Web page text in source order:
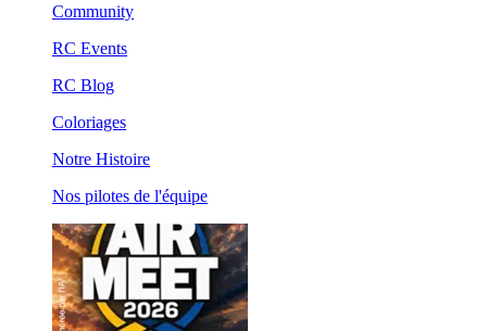
Community
RC Events
RC Blog
Coloriages
Notre Histoire
Nos pilotes de l'équipe